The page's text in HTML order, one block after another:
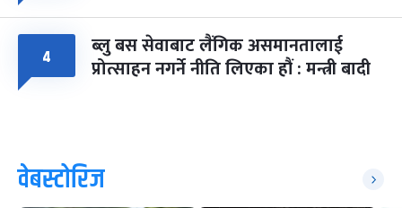
४ ब्लु बस सेवाबाट लैंगिक असमानतालाई
प्रोत्साहन नगर्ने नीति लिएका हौं : मन्त्री बादी
वेबस्टोरिज